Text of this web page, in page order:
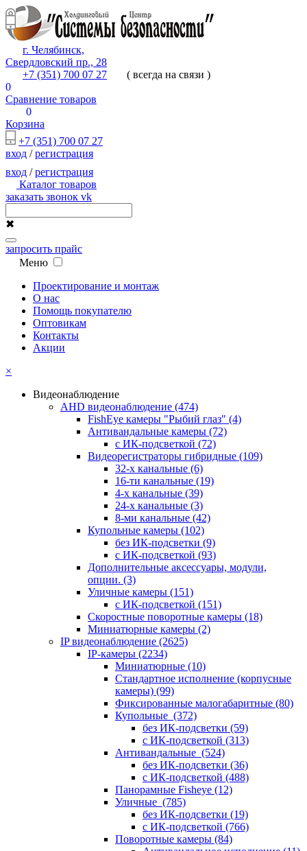
г. Челябинск,
Свердловский пр., 28
+7 (351) 700 07 27
( всегда на связи )
0
Сравнение товаров
0
Корзина
+7 (351) 700 07 27
вход /регистрация
вход /регистрация
Каталог товаров
заказать звонок vk
✖
запросить прайс
Меню
Проектирование и монтаж
О нас
Помощь покупателю
Оптовикам
Контакты
Акции
×
Видеонаблюдение
AHD видеонаблюдение (474)
FishEye камеры "Рыбий глаз" (4)
Антивандальные камеры (72)
с ИК-подсветкой (72)
Видеорегистраторы гибридные (109)
32-х канальные (6)
16-ти канальные (19)
4-х канальные (39)
24-х канальные (3)
8-ми канальные (42)
Купольные камеры (102)
без ИК-подсветки (9)
с ИК-подсветкой (93)
Дополнительные аксессуары, модули,
опции. (3)
Уличные камеры (151)
с ИК-подсветкой (151)
Скоростные поворотные камеры (18)
Миниатюрные камеры (2)
IP видеонаблюдение (2625)
IP-камеры (2234)
Миниатюрные (10)
Стандартное исполнение (корпусные
камеры) (99)
Фиксированные малогабаритные (80)
Купольные (372)
без ИК-подсветки (59)
с ИК-подсветкой (313)
Антивандальные (524)
без ИК-подсветки (36)
с ИК-подсветкой (488)
Панорамные Fisheye (12)
Уличные (785)
без ИК-подсветки (19)
с ИК-подсветкой (766)
Поворотные камеры (84)